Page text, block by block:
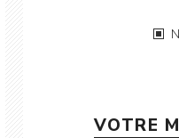
VOTRE